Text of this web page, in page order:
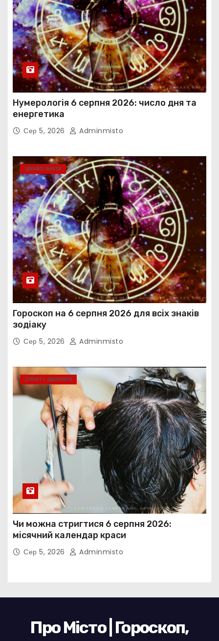
Нумерологія 6 серпня 2026: число дня та
енергетика
Сер 5, 2026 Adminmisto
ЦІКАВО ЗНАТИ
Гороскоп на 6 серпня 2026 для всіх знаків
зодіаку
Сер 5, 2026 Adminmisto
СПОРТ І ЗДОРОВ’Я
Чи можна стригтися 6 серпня 2026:
місячний календар краси
Сер 5, 2026 Adminmisto
Про Місто | Гороскоп,